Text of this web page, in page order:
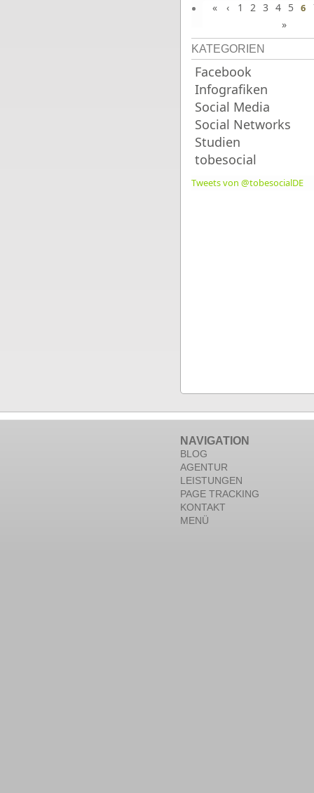
Juni 2013(10)
« ‹ 1 2 3 4 5 6
»
KATEGORIEN
Facebook
Infografiken
Social Media
Social Networks
Studien
tobesocial
Tweets von @tobesocialDE
NAVIGATION
BLOG
AGENTUR
LEISTUNGEN
PAGE TRACKING
KONTAKT
MENÜ